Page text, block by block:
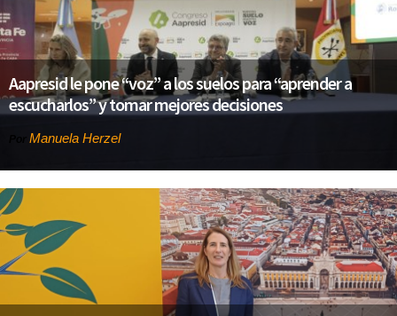
Aapresid le pone “voz” a los suelos para “aprender a
escucharlos” y tomar mejores decisiones
Manuela Herzel